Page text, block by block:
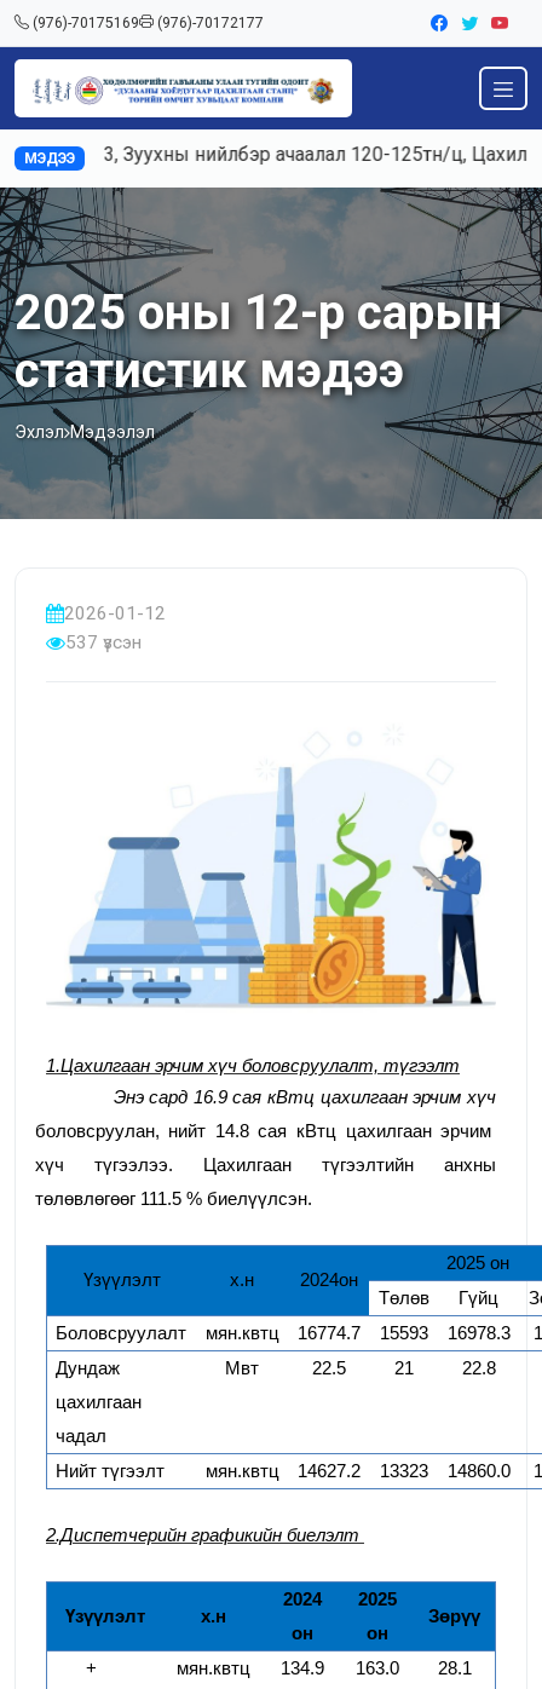
(976)-70175169 (976)-70172177
МЭДЭЭЗуухны нийлбэр ачаалал 120-125тн/ц, Цахилгаан
2025 оны 12-р сарын
статистик мэдээ
Эхлэл Мэдээлэл
2026-01-12
537 үзсэн
1.Цахилгаан эрчим хүч боловсруулалт, түгээлт
Энэ сард 16.9сая кВтц цахилгаан эрчим хүч
боловсруулан, нийт 14.8сая кВтц цахилгаан эрчим
хүч түгээлээ. Цахилгаан түгээлтийн анхны
төлөвлөгөөг 111.5% биелүүлсэн.
Үзүүлэлт х.н 2024он
2025 он
Төлөв
Гүйц
Боловсруулалт
мян.квтц 16774.7 15593 16978.3
Дундаж
цахилгаан
чадал
Мвт 22.5 21 22.8
Нийт түгээлт мян.квтц 14627.2 13323 14860.0
2.Диспетчерийн графикийн биелэлт
Үзүүлэлт х.н
2024
он
2025
он
Зөрүү
+
мян.квтц 134.9 163.0 28.1